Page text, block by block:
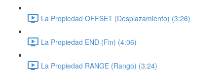
La Propiedad OFFSET (Desplazamiento) (3:26)
La Propiedad END (Fin) (4:06)
La Propiedad RANGE (Rango) (3:24)